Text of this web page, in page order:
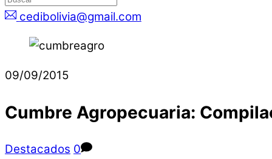
cedibolivia@gmail.com
09/09/2015
Cumbre Agropecuaria:
Destacados 0